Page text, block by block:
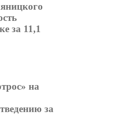
за 11,1
на
за